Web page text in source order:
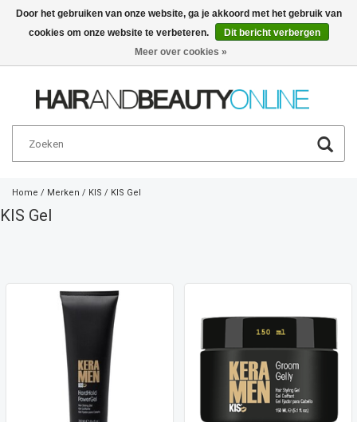
Nederlands €
Home / Merken / KIS / KIS Gel
KIS Gel
Door het gebruiken van onze website, ga je akkoord met het gebruik van
cookies om onze website te verbeteren.
Dit bericht verbergen
Meer over cookies »